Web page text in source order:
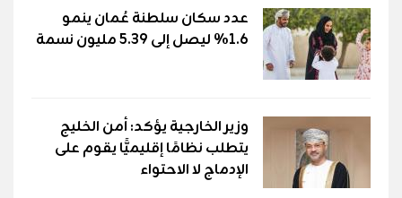
عدد سكان سلطنة عُمان ينمو
1.6% ليصل إلى 5.39 مليون نسمة
وزير الخارجية يؤكد: أمن الخليج
يتطلب نظامًا إقليميًّا يقوم على
الإدماج لا الاحتواء